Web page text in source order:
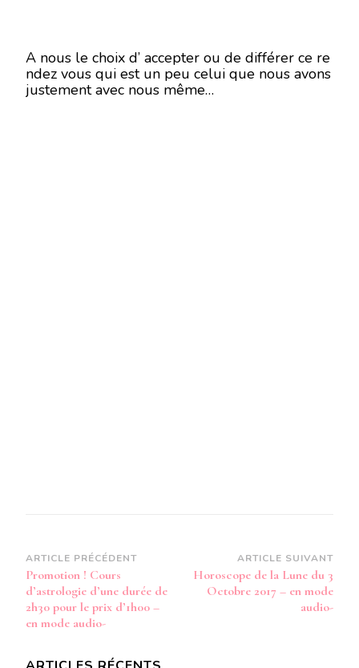
A nous le choix d’ accepter ou de différer ce re
ndez vous qui est un peu celui que nous avons
justement avec nous même…
Navigation
d’article
ARTICLE PRÉCÉDENT
Promotion ! Cours
d’astrologie d’une durée de
2h30 pour le prix d’1h00 –
en mode audio-
ARTICLE SUIVANT
Horoscope de la Lune du 3
Octobre 2017 – en mode
audio-